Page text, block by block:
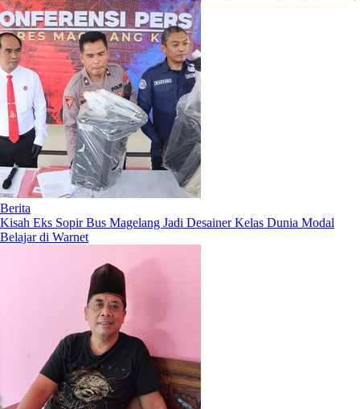
Berita
Kisah Eks Sopir Bus Magelang Jadi Desainer Kelas Dunia Modal
Belajar di Warnet